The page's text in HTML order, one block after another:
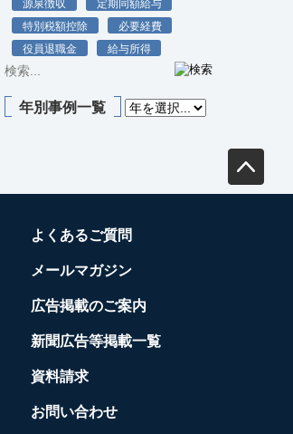
源泉徴収
定期同額給与
特別税額控除
必要経費
役員退職金
給与所得
年別事例一覧
よくあるご質問
メールマガジン
広告掲載のご案内
新聞広告等掲載一覧
資料請求
お問い合わせ